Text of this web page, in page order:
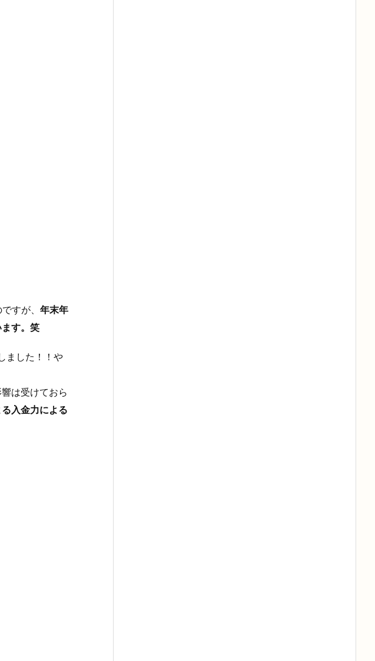
すが、 年末年
す。笑
ました！！や
は受けておら
入金力による